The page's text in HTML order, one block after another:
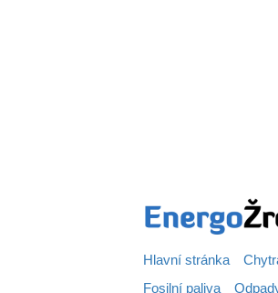
Hlavní stránka